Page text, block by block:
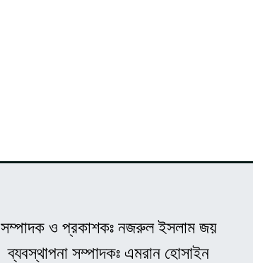
সম্পাদক ও প্রকাশকঃ নজরুল ইসলাম জয়
ব্যবস্থাপনা সম্পাদকঃ এমরান হোসাইন